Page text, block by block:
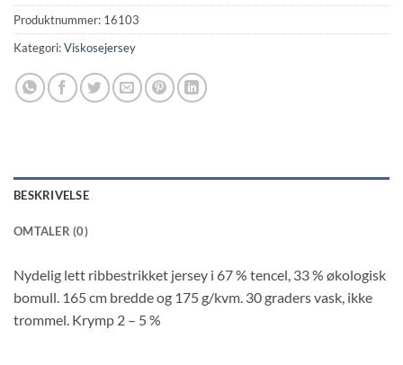
Produktnummer: 16103
Kategori:Viskosejersey
BESKRIVELSE
OMTALER (0)
Nydelig lett ribbestrikket jersey i 67 % tencel, 33 % økologisk
bomull. 165 cm bredde og 175 g/kvm. 30 graders vask, ikke
trommel. Krymp 2 – 5 %